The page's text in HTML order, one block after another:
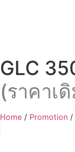
GLC
(ราคาเ
Home / Promotion /